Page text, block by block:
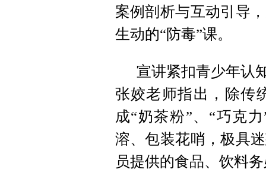
案例剖析与互动引导
生动的“防毒”课。
宣讲紧扣青少年认
张姣老师指出，除传
成“奶茶粉”、“巧克
溶、包装花哨，极具
员提供的食品、饮料